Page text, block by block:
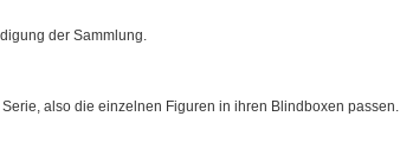
der Sammlung.
also die einzelnen Figuren in ihren Blindboxen passen.